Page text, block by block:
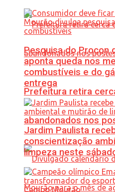
Prefeitura retira
abandonados nos
Pesquisa do Procon
aponta queda nos
combustíveis e do
entrega
Jardim Paulista
conscientização
limpeza neste